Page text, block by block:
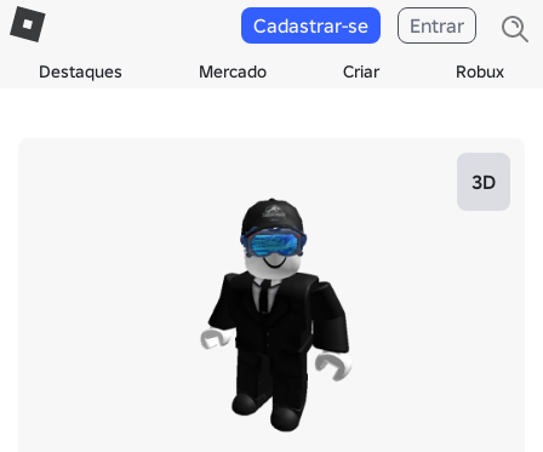
Destaques Mercado Criar Robux
Cadastrar-se Entrar
3D